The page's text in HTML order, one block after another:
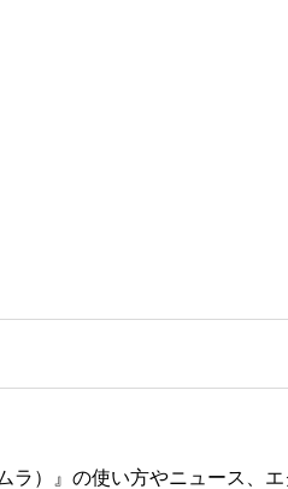
ラ）』の使い方やニュース